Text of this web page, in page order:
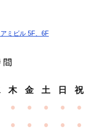
ミビル 5F、6F
木 金 土 日
祝
● ● ● ●
●
● ● ● ● ●